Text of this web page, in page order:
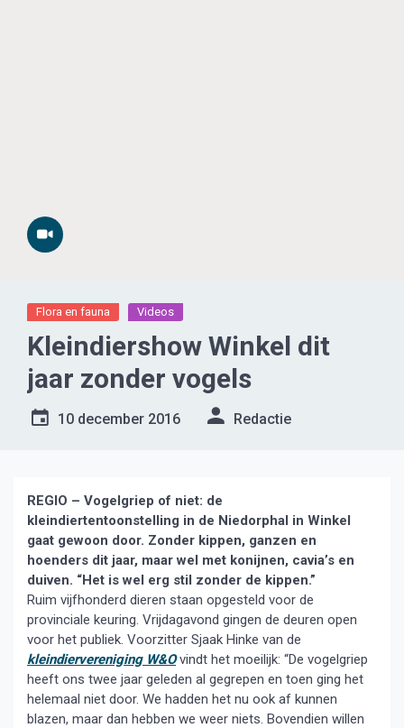
Flora en fauna Videos
Kleindiershow Winkel dit
jaar zonder vogels
10 december 2016 Redactie
REGIO – Vogelgriep of niet: de
kleindiertentoonstelling in de Niedorphal in Winkel
gaat gewoon door. Zonder kippen, ganzen en
hoenders dit jaar, maar wel met konijnen, cavia’s en
duiven. “Het is wel erg stil zonder de kippen.”
Ruim vijfhonderd dieren staan opgesteld voor de
provinciale keuring. Vrijdagavond gingen de deuren open
voor het publiek. Voorzitter Sjaak Hinke van de
kleindiervereniging W&Ovindt het moeilijk: “De vogelgriep
heeft ons twee jaar geleden al gegrepen en toen ging het
helemaal niet door. We hadden het nu ook af kunnen
blazen, maar dan hebben we weer niets. Bovendien willen